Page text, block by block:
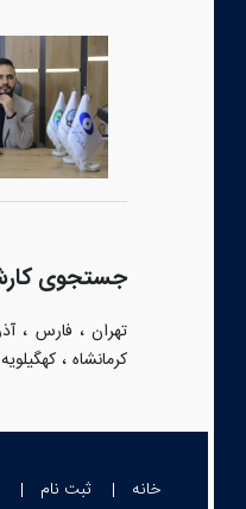
جستجوی
تهران ، فارس ،
کرمانشاه ،
خانه ثبت نام